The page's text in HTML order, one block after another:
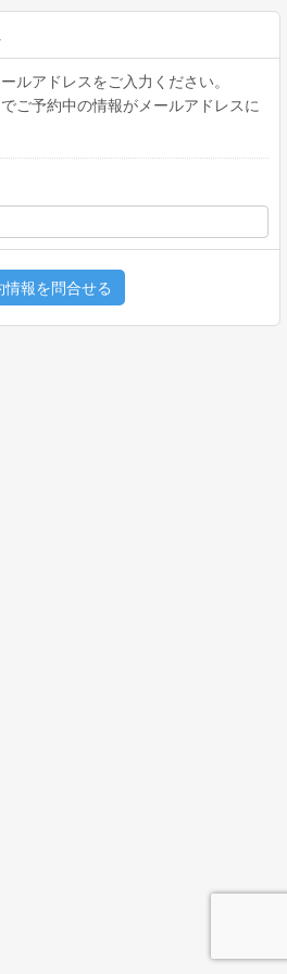
ルアドレスをご入力ください。
ご予約中の情報がメールアドレスに
情報を問合せる